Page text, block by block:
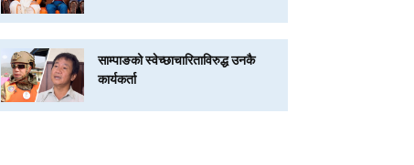
साम्पाङको स्वेच्छाचारिताविरुद्ध उनकै
कार्यकर्ता